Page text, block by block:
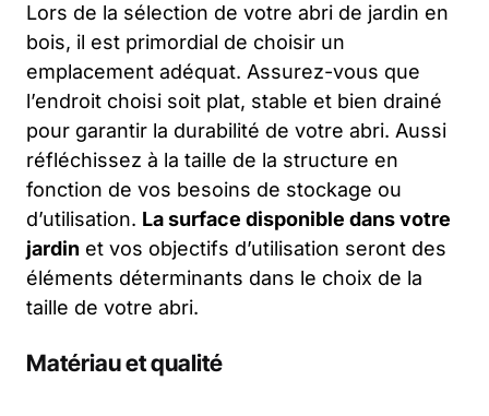
Lors de la sélection de votre abri de jardin en
bois, il est primordial de choisir un
emplacement adéquat. Assurez-vous que
l’endroit choisi soit plat, stable et bien drainé
pour garantir la durabilité de votre abri. Aussi
réfléchissez à la taille de la structure en
fonction de vos besoins de stockage ou
d’utilisation. La surface disponible dans votre
jardin et vos objectifs d’utilisation seront des
éléments déterminants dans le choix de la
taille de votre abri.
Matériau et qualité